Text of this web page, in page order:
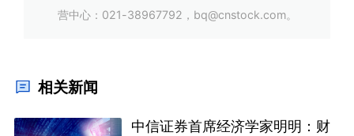
营中心：021-38967792，bq@cnstock.com。
相关新闻
中信证券首席经济学家明明：财